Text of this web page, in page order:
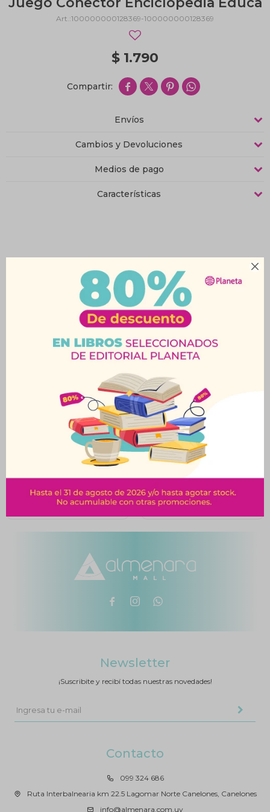

100000000128369-100000000128369
$ 1.790
   
Envíos
Cambios y Devoluciones
Medios de pago
Características
Productos que te pueden interesar
Fantasma Blitz Mini –
Juego de Reflejos
1.190
Pingüinos – Juego de
Mesa
USD
  
Contacto
099 324 686
Ruta Interbalnearia km 22.5 Lagomar Norte Canelones, Canelones
info@almenara.com.uy
Newsletter
¡Suscribite y recibí todas nuestras novedades!